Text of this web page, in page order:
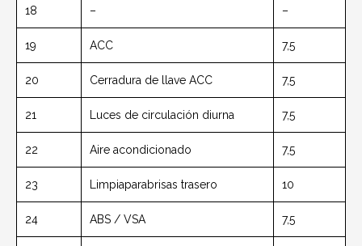
18 – –
19 ACC 7,5
20 Cerradura de llave ACC 7,5
21 Luces de circulación diurna 7,5
22 Aire acondicionado 7,5
23 Limpiaparabrisas trasero 10
24 ABS / VSA 7,5